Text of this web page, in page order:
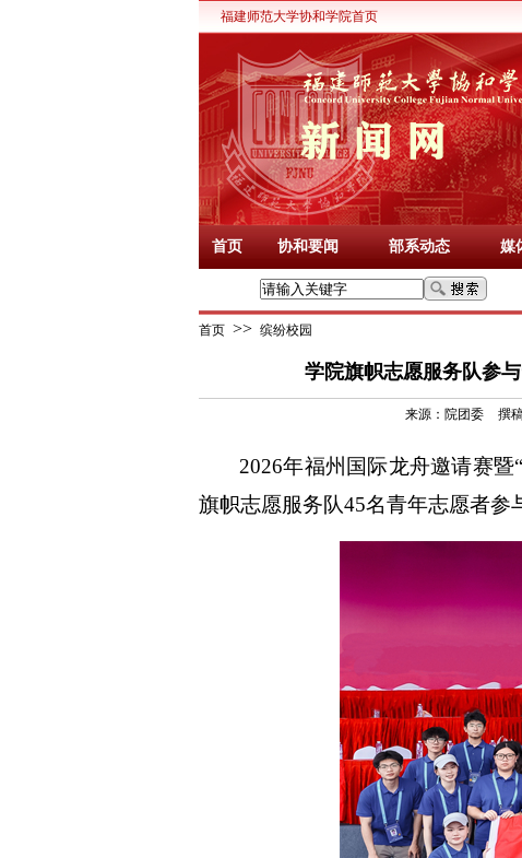
福建师范大学协和学院首页
首页 协和要闻 部系动态 媒
首页 >> 缤纷校园
学院旗帜志愿服务队参
来源： 院团委 撰
2026年福州国际龙舟邀请赛暨
旗帜志愿服务队45名青年志愿者参